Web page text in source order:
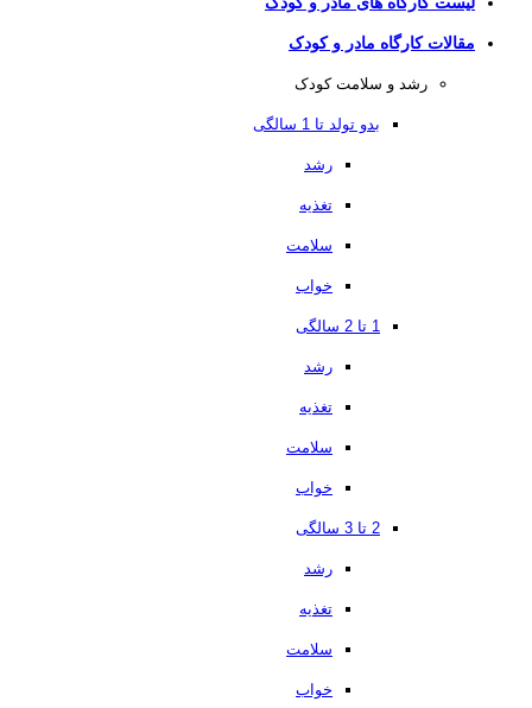
مقالات کارگاه مادر و کودک
رشد و سلامت کودک
بدو تولد تا 1 سالگی
رشد
تغذیه
سلامت
خواب
1 تا 2 سالگی
رشد
تغذیه
سلامت
خواب
2 تا 3 سالگی
رشد
تغذیه
سلامت
خواب